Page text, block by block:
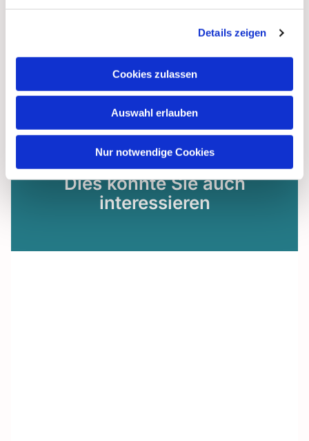
Details zeigen
Cookies zulassen
Auswahl erlauben
Nur notwendige Cookies
Dies könnte Sie auch
interessieren